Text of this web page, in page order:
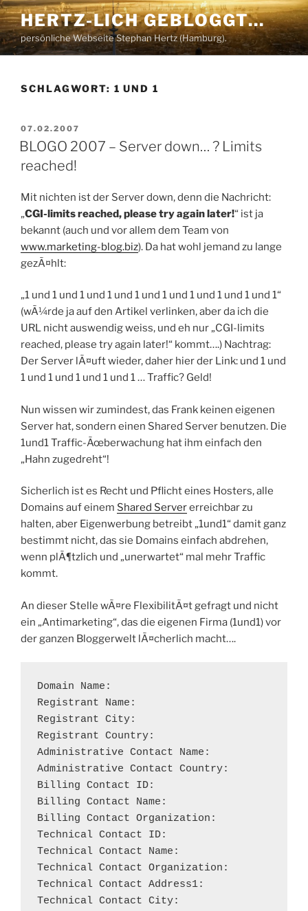
Zum
Inhalt
springen
HERTZ-LICH GEBLOGGT…
persönliche Webseite Stephan Hertz (Hamburg).
SCHLAGWORT: 1 UND 1
VERÖFFENTLICHT
AM
07.02.2007
BLOGO 2007 – Server down… ? Limits
reached!
Mit nichten ist der Server down, denn die Nachricht:
„CGI-limits reached, please try again later!“ ist ja
bekannt (auch und vor allem dem Team von
www.marketing-blog.biz). Da hat wohl jemand zu lange
gezÃ¤hlt:
„1 und 1 und 1 und 1 und 1 und 1 und 1 und 1 und 1 und 1“
(wÃ¼rde ja auf den Artikel verlinken, aber da ich die
URL nicht auswendig weiss, und eh nur „CGI-limits
reached, please try again later!“ kommt….) Nachtrag:
Der Server lÃ¤uft wieder, daher hier der Link: und 1 und
1 und 1 und 1 und 1 und 1 … Traffic? Geld!
Nun wissen wir zumindest, das Frank keinen eigenen
Server hat, sondern einen Shared Server benutzen. Die
1und1 Traffic-Ãœberwachung hat ihm einfach den
„Hahn zugedreht“!
Sicherlich ist es Recht und Pflicht eines Hosters, alle
Domains auf einem Shared Servererreichbar zu
halten, aber Eigenwerbung betreibt „1und1“ damit ganz
bestimmt nicht, das sie Domains einfach abdrehen,
wenn plÃ¶tzlich und „unerwartet“ mal mehr Traffic
kommt.
An dieser Stelle wÃ¤re FlexibilitÃ¤t gefragt und nicht
ein „Antimarketing“, das die eigenen Firma (1und1) vor
der ganzen Bloggerwelt lÃ¤cherlich macht….
Domain Name:
Registrant Name:
Registrant City:
Registrant Country:
Administrative Contact Name:
Administrative Contact Country:
Billing Contact ID:
Billing Contact Name:
Billing Contact Organization:
Technical Contact ID:
Technical Contact Name:
Technical Contact Organization:
Technical Contact Address1:
Technical Contact City: